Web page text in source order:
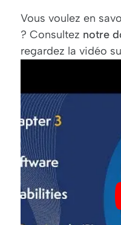
Vous voulez en
? Consultez notre
regardez la vidéo